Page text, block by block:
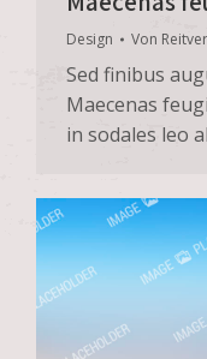
Design Von
Sed finibus
Maecenas
in sodales leo